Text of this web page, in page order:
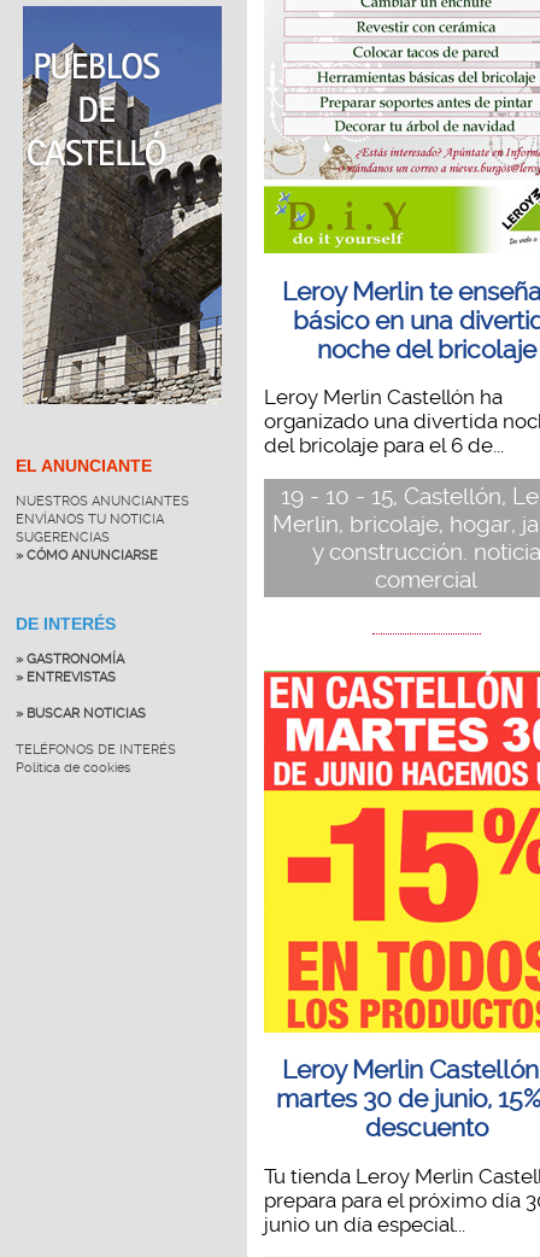
EL ANUNCIANTE
NUESTROS ANUNCIANTES
ENVÍANOS TU NOTICIA
SUGERENCIAS
» CÓMO ANUNCIARSE
DE INTERÉS
» GASTRONOMÍA
» ENTREVISTAS
» BUSCAR NOTICIAS
TELÉFONOS DE INTERÉS
Política de cookies
Leroy Merlin te
básico en una
noche del bricolaje
Leroy Merlin Castellón ha
organizado una divertida
del bricolaje para el 6 de...
19 - 10 - 15, Castellón,
Merlin, bricolaje, hogar,
y construcción. noticia
comercial
Leroy Merlin
martes 30 de junio,
descuento
Tu tienda Leroy Merlin
prepara para el próximo día
junio un día especial...